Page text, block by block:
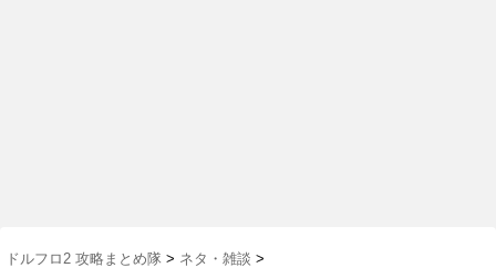
ドルフロ2 攻略まとめ隊 > ネタ・雑談 >